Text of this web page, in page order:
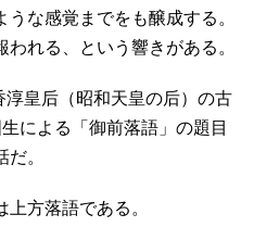
な感覚までをも醸成する。
れる、という響きがある。
皇后（昭和天皇の后）の古
による「御前落語」の題目
。
方落語である。